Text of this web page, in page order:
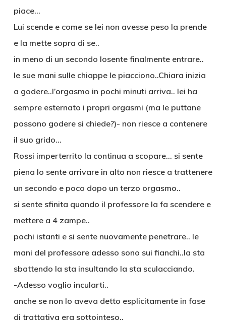
piace…
Lui scende e come se lei non avesse peso la prende
e la mette sopra di se..
in meno di un secondo losente finalmente entrare..
le sue mani sulle chiappe le piacciono..Chiara inizia
a godere..l’orgasmo in pochi minuti arriva.. lei ha
sempre esternato i propri orgasmi (ma le puttane
possono godere si chiede?)- non riesce a contenere
il suo grido…
Rossi imperterrito la continua a scopare… si sente
piena lo sente arrivare in alto non riesce a trattenere
un secondo e poco dopo un terzo orgasmo..
si sente sfinita quando il professore la fa scendere e
mettere a 4 zampe..
pochi istanti e si sente nuovamente penetrare.. le
mani del professore adesso sono sui fianchi..la sta
sbattendo la sta insultando la sta sculacciando.
-Adesso voglio incularti..
anche se non lo aveva detto esplicitamente in fase
di trattativa era sottointeso..